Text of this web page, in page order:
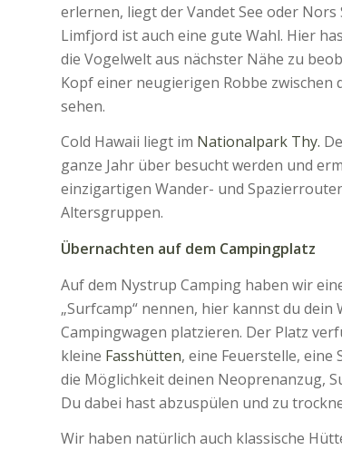
erlernen, liegt der Vandet See oder
Limfjord ist auch eine gute Wahl. Hier
die Vogelwelt aus nächster Nähe zu
Kopf einer neugierigen Robbe zwischen
sehen.
Cold Hawaii liegt im Nationalpark Thy.
ganze Jahr über besucht werden und
einzigartigen Wander- und
Altersgruppen.
Übernachten auf dem Campingplatz
Auf dem Nystrup Camping haben wir
„Surfcamp“ nennen, hier kannst du dein
Campingwagen platzieren. Der Platz
kleine Fasshütten, eine Feuerstelle, eine
die Möglichkeit deinen Neoprenanzug,
Du dabei hast abzuspülen und zu
Wir haben natürlich auch klassische